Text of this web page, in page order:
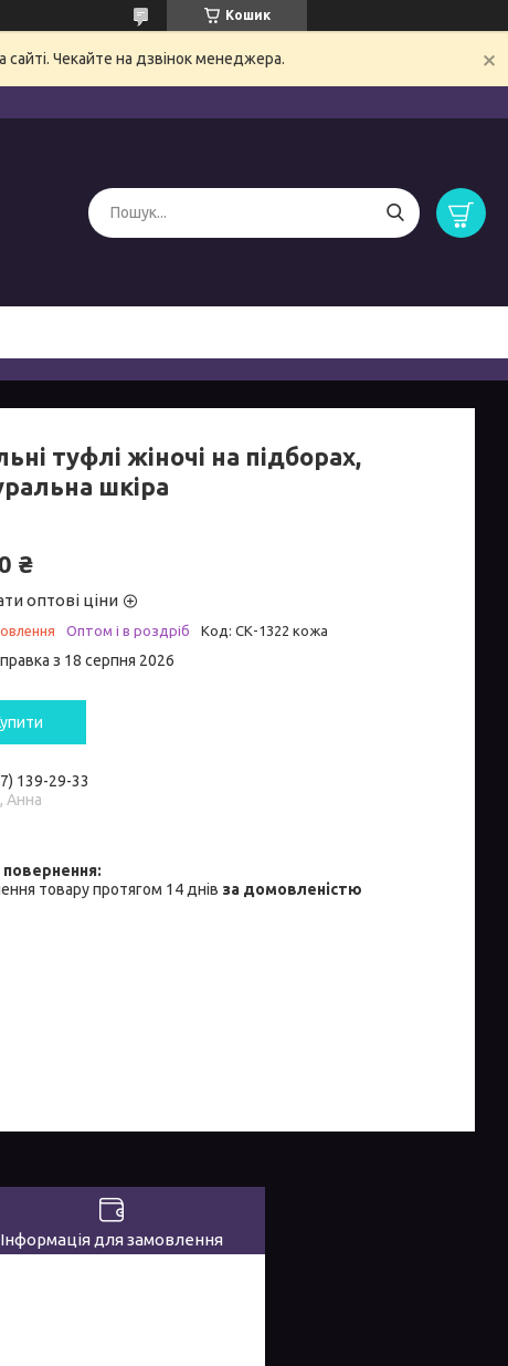
Кошик
Чекайте на дзвінок менеджера.
туфлі жіночі на підборах,
шкіра
₴
оптові ціни
Оптом і в роздріб Код: СК-1322 кожа
з 18 серпня 2026
139-29-33
Анна
товару протягом 14 днів за домовленістю
Інформація для замовлення